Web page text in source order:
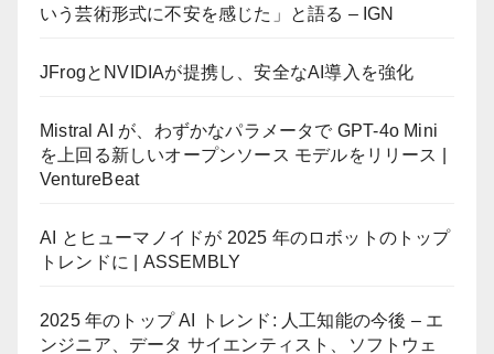
いう芸術形式に不安を感じた」と語る – IGN
JFrogとNVIDIAが提携し、安全なAI導入を強化
Mistral AI が、わずかなパラメータで GPT-4o Mini
を上回る新しいオープンソース モデルをリリース |
VentureBeat
AI とヒューマノイドが 2025 年のロボットのトップ
トレンドに | ASSEMBLY
2025 年のトップ AI トレンド: 人工知能の今後 – エ
ンジニア、データ サイエンティスト、ソフトウェ